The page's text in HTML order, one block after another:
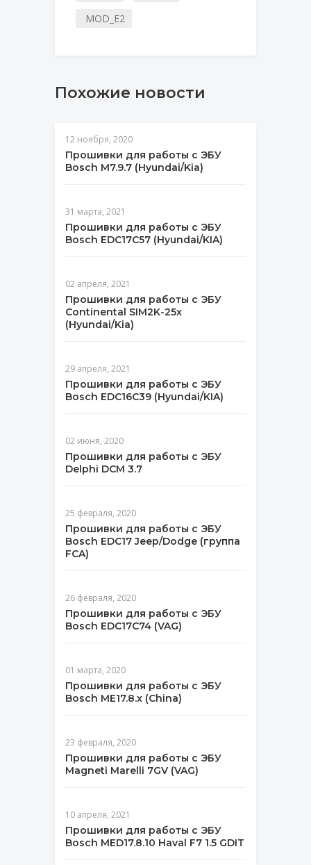
MOD_E2
Похожие новости
12 ноября, 2020
Прошивки для работы с ЭБУ
Bosch M7.9.7 (Hyundai/Kia)
31 марта, 2021
Прошивки для работы с ЭБУ
Bosch EDC17C57 (Hyundai/KIA)
02 апреля, 2021
Прошивки для работы с ЭБУ
Continental SIM2K-25x
(Hyundai/Kia)
29 апреля, 2021
Прошивки для работы с ЭБУ
Bosch EDC16C39 (Hyundai/KIA)
02 июня, 2020
Прошивки для работы с ЭБУ
Delphi DCM 3.7
25 февраля, 2020
Прошивки для работы с ЭБУ
Bosch EDC17 Jeep/Dodge (группа
FCA)
26 февраля, 2020
Прошивки для работы с ЭБУ
Bosch EDC17C74 (VAG)
01 марта, 2020
Прошивки для работы с ЭБУ
Bosch ME17.8.x (China)
23 февраля, 2020
Прошивки для работы с ЭБУ
Magneti Marelli 7GV (VAG)
10 апреля, 2021
Прошивки для работы с ЭБУ
Bosch MED17.8.10 Haval F7 1.5 GDIT